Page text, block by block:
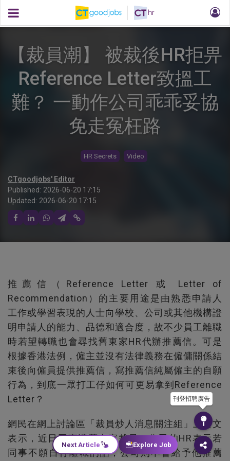
【裁員潮】 被裁後HR拒畀
Reference Letter致搵工
難？ 一動作公司乖乖妥協
免走冤枉路
HR Secrets Video
CTgoodjobs' Editor
Published: 2026-06-20 17:15
Updated: 2026-06-20 17:15
推薦信（Reference Letter 或 Letter of
Recommendation）的主要用途是由熟悉申請人
工作或學習表現的人士向學校、公司或其他機構證
明申請人的能力、品德和適合度，故不少員工離職
時若望轉職也會尋找舊東家HR代辦推薦信。可是
根據香港法例，僱主並沒有法律義務在僱傭關係結
束後向僱員提供推薦信，寫推薦信純屬僱主的自願
行為，到底一眾打工仔如何可更易拿到Reference
Letter？
網民在網上討論區「裁員炒人消息關注組」上發文
表示，近日同事遭舊東家裁員，公司的HR表示若
同事不願自行離職的話，公司則不會給予他推薦
刊登招聘廣告
Next Article Explore Job